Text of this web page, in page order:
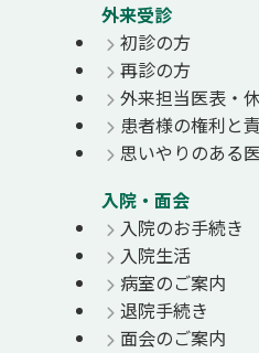
外来受診
初診の方
再診の方
外来担当医表・
患者様の権利と
思いやりのある
入院・面会
入院のお手続き
入院生活
病室のご案内
退院手続き
面会のご案内